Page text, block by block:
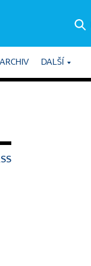
ARCHIV DALŠÍ